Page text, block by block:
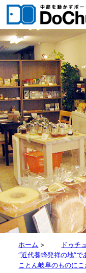
内
を
ス
キ
ッ
プ
ホーム > ドゥチ
“近代養蜂発祥の地”
ことん岐阜のものに